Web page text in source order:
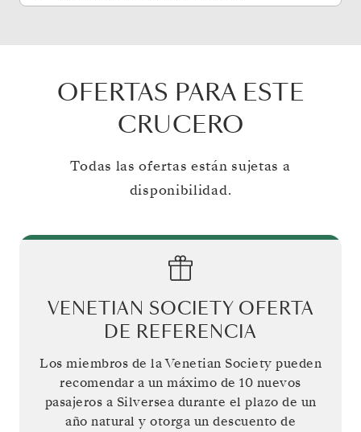
OFERTAS PARA ESTE
CRUCERO
Todas las ofertas están sujetas a
disponibilidad.
VENETIAN SOCIETY OFERTA
DE REFERENCIA
Los miembros de la Venetian Society pueden
recomendar a un máximo de 10 nuevos
pasajeros a Silversea durante el plazo de un
año natural y otorga un descuento de